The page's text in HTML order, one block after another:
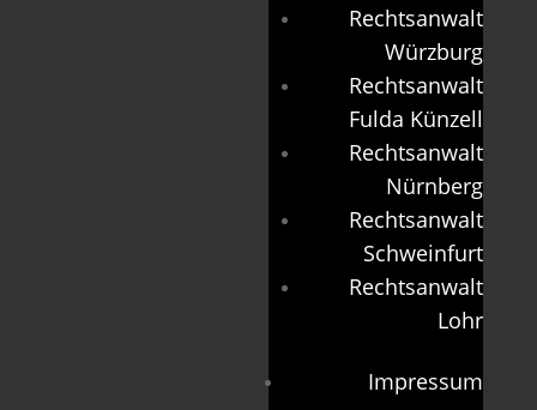
Rechtsanwalt
Würzburg
Rechtsanwalt
Fulda Künzell
Rechtsanwalt
Nürnberg
Rechtsanwalt
Schweinfurt
Rechtsanwalt
Lohr
Impressum